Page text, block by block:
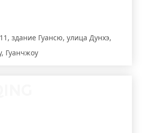
здание Гуансю, улица Дунхэ,
Гуанчжоу